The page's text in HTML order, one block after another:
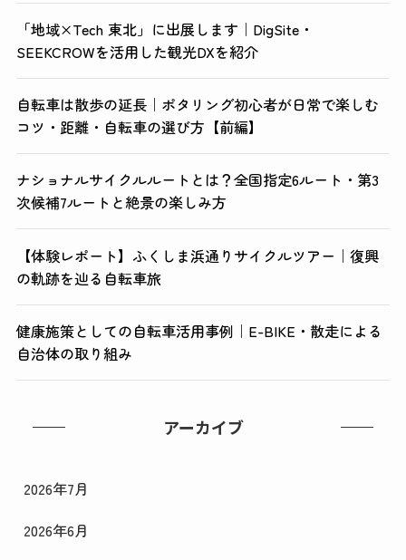
「地域×Tech 東北」に出展します｜DigSite・
SEEKCROWを活用した観光DXを紹介
自転車は散歩の延長｜ポタリング初心者が日常で楽しむ
コツ・距離・自転車の選び方【前編】
ナショナルサイクルルートとは？全国指定6ルート・第3
次候補7ルートと絶景の楽しみ方
【体験レポート】ふくしま浜通りサイクルツアー｜復興
の軌跡を辿る自転車旅
健康施策としての自転車活用事例｜E-BIKE・散走による
自治体の取り組み
アーカイブ
2026年7月
2026年6月